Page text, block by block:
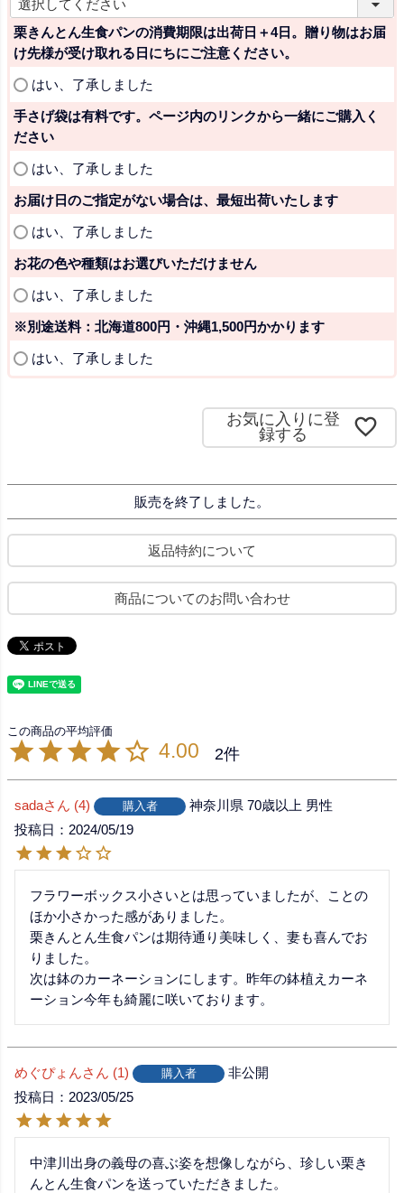
必
須
)
栗きんとん生食パンの消費期限は出荷日＋4日。贈り物はお届
け先様が受け取れる日にちにご注意ください。
須
はい、了承しました
手さげ袋は有料です。ページ内のリンクから一緒にご購入く
ださい
須
はい、了承しました
お届け日のご指定がない場合は、最短出荷いたします
はい、了承しました
お花の色や種類はお選びいただけません
須
はい、了承しました
※別途送料：北海道800円・沖縄1,500円かかります
)
はい、了承しました
お気に入りに登
録する
販売を終了しました。
返品特約について
商品についてのお問い合わせ
4.00 2
sada 4 購入者 神奈川県 70歳以上 男性
投稿日
2024/05/19
フラワーボックス小さいとは思っていましたが、ことの
ほか小さかった感がありました。
栗きんとん生食パンは期待通り美味しく、妻も喜んでお
りました。
次は鉢のカーネーションにします。昨年の鉢植えカーネ
ーション今年も綺麗に咲いております。
めぐぴょん 1 購入者
非公開
投稿日
2023/05/25
中津川出身の義母の喜ぶ姿を想像しながら、珍しい栗き
んとん生食パンを送っていただきました。